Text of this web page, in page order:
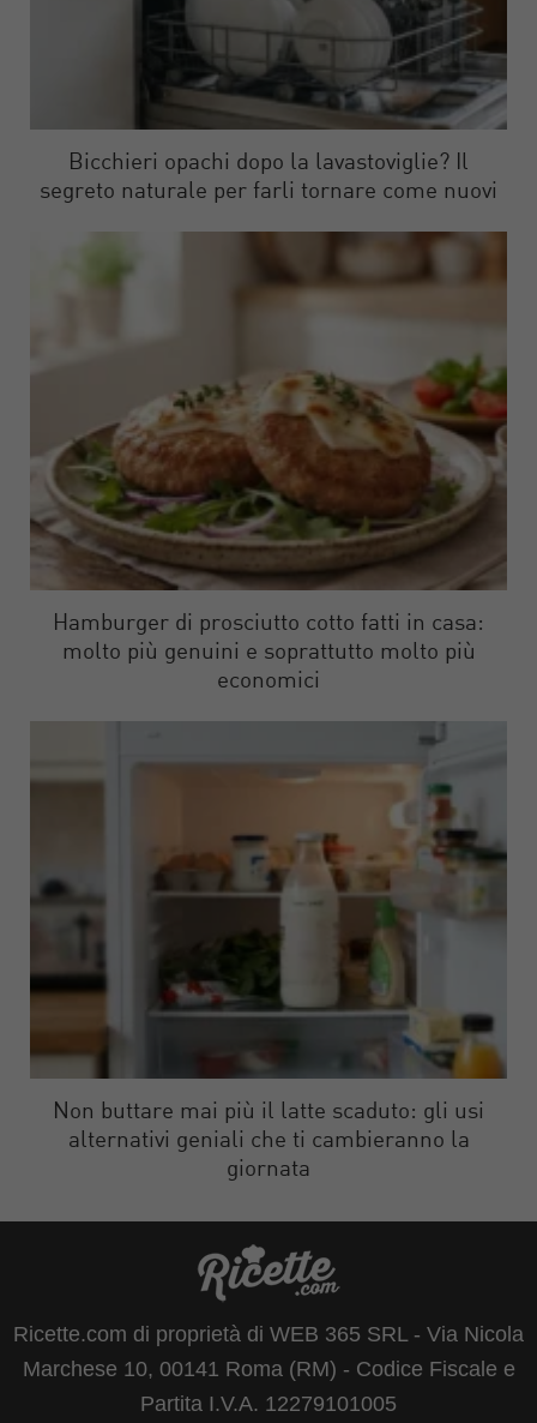
Bicchieri opachi dopo la lavastoviglie? Il
segreto naturale per farli tornare come nuovi
Hamburger di prosciutto cotto fatti in casa:
molto più genuini e soprattutto molto più
economici
Non buttare mai più il latte scaduto: gli usi
alternativi geniali che ti cambieranno la
giornata
Ricette.com di proprietà di WEB 365 SRL - Via Nicola
Marchese 10, 00141 Roma (RM) - Codice Fiscale e
Partita I.V.A. 12279101005